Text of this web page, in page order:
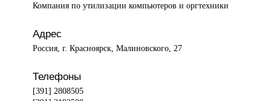
Компания поутилизации компьютеров и оргтехники
Адрес
Россия, г. Красноярск, Малиновского, 27
Телефоны
[391] 2808505